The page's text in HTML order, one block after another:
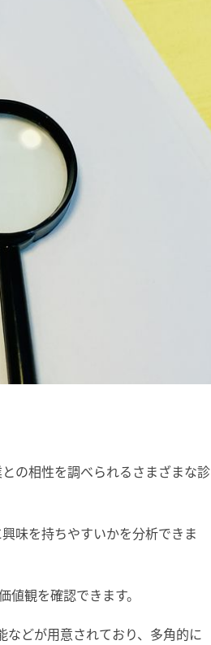
の相性を調べられるさまざまな診
味を持ちやすいかを分析できま
観を確認できます。
どが用意されており、多角的に